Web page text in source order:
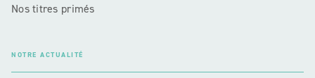
Nos titres primés
NOTRE ACTUALITÉ